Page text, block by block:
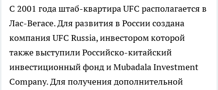
С 2001 года штаб-квартира UFC располагается в
Лас-Вегасе. Для развития в России создана
компания UFC Russia, инвестором которой
также выступили Российско-китайский
инвестиционный фонд и Mubadala Investment
Company. Для получения дополнительной